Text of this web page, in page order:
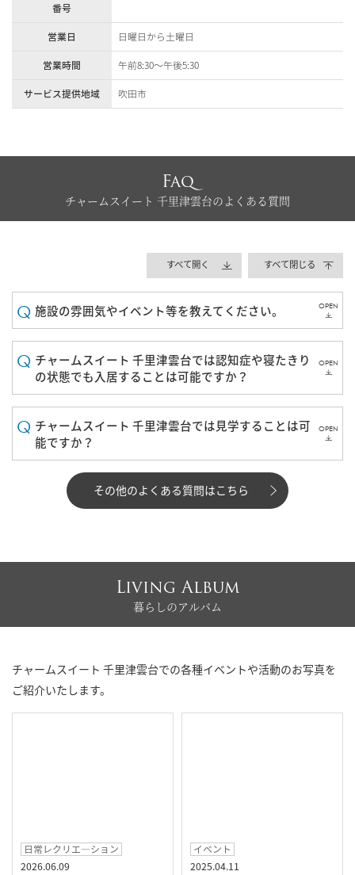
番号
営業日
日曜日から土曜日
営業時間
午前8:30～午後5:30
サービス提供地域
吹田市
Faq
チャームスイート 千里津雲台のよくある質問
すべて開く すべて閉じる
施設の雰囲気やイベント等を教えてください。 OPEN
チャームスイート 千里津雲台では認知症や寝たきり
の状態でも入居することは可能ですか？
OPEN
チャームスイート 千里津雲台では見学することは可
能ですか？
OPEN
その他のよくある質問はこちら
Living Album
暮らしのアルバム
チャームスイート 千里津雲台での各種イベントや活動のお写真を
ご紹介いたします。
日常レクリエ―ション
2026.06.09
イベント
2025.04.11